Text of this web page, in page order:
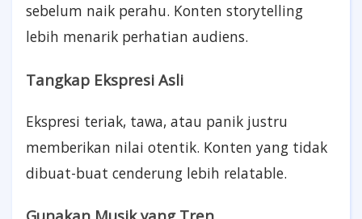
sebelum naik perahu. Konten storytelling
lebih menarik perhatian audiens.
Tangkap Ekspresi Asli
Ekspresi teriak, tawa, atau panik justru
memberikan nilai otentik. Konten yang tidak
dibuat-buat cenderung lebih relatable.